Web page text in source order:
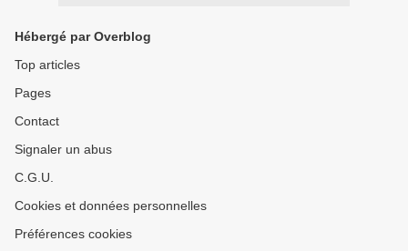
Hébergé par Overblog
Top articles
Pages
Contact
Signaler un abus
C.G.U.
Cookies et données personnelles
Préférences cookies